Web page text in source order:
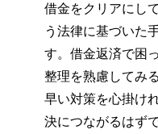
借金をクリアにし
う法律に基づいた
す。借金返済で困
整理を熟慮してみ
早い対策を心掛け
決につながるはず